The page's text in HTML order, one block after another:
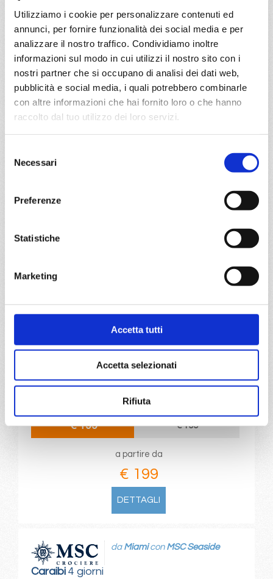
Utilizziamo i cookie per personalizzare contenuti ed
annunci, per fornire funzionalità dei social media e per
analizzare il nostro traffico. Condividiamo inoltre
informazioni sul modo in cui utilizzi il nostro sito con i
nostri partner che si occupano di analisi dei dati web,
pubblicità e social media, i quali potrebbero combinarle
con altre informazioni che hai fornito loro o che hanno
raccolto dal tuo utilizzo dei loro servizi.
delNecessari
Preferenze
Statistiche
Marketing
Accetta tutti
Accetta selezionati
Rifiuta
a partire da
€ 199
DETTAGLI
daPalermocon MSC Musica
Palermo, Ibiza, Valencia, Provence(marseilles), Genova
01/11/2027
daMiamicon
Miami, Ocean Cay Msc Marine Reserve, Nassau, Miami
€ 199
€ 199
a partire da
€ 199
DETTAGLI
Caraibi4 giorni
da Miamicon MSC Seaside